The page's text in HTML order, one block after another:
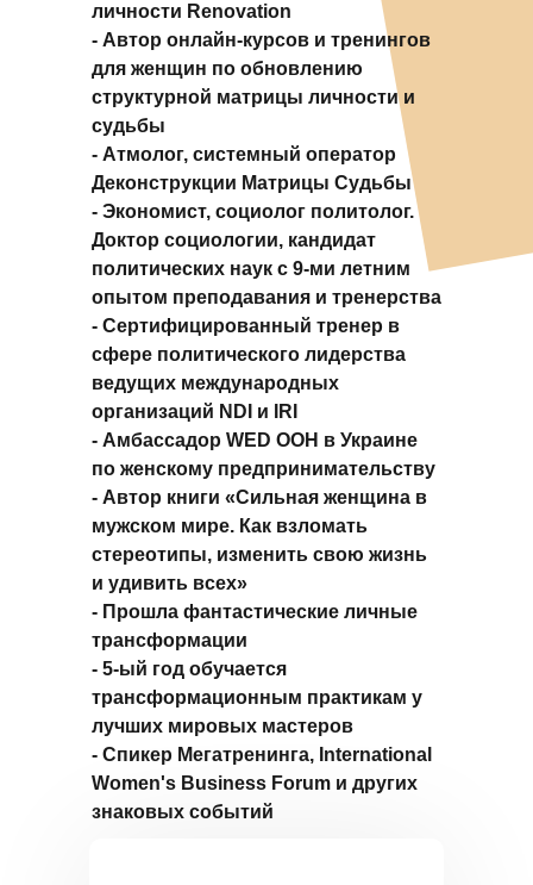
личности Renovation
- Автор онлайн-курсов и тренингов
для женщин по обновлению
структурной матрицы личности и
судьбы
- Атмолог, системный оператор
Деконструкции Матрицы Судьбы
- Экономист, социолог политолог.
Доктор социологии, кандидат
политических наук с 9-ми летним
опытом преподавания и тренерства
- Сертифицированный тренер в
сфере политического лидерства
ведущих международных
организаций NDI и IRI
- Амбассадор WED ООН в Украине
по женскому предпринимательству
- Автор книги «Сильная женщина в
мужском мире. Как взломать
стереотипы, изменить свою жизнь
и удивить всех»
- Прошла фантастические личные
трансформации
- 5-ый год обучается
трансформационным практикам у
лучших мировых мастеров
- Спикер Мегатренинга, International
Women's Business Forum и других
знаковых событий